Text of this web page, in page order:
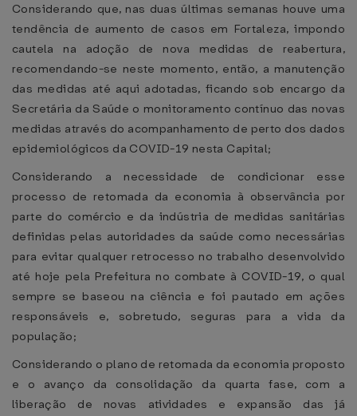
Considerando que, nas duas últimas semanas houve uma
tendência de aumento de casos em Fortaleza, impondo
cautela na adoção de nova medidas de reabertura,
recomendando-se neste momento, então, a manutenção
das medidas até aqui adotadas, ficando sob encargo da
Secretária da Saúde o monitoramento contínuo das novas
medidas através do acompanhamento de perto dos dados
epidemiológicos da COVID-19 nesta Capital;
Considerando a necessidade de condicionar esse
processo de retomada da economia à observância por
parte do comércio e da indústria de medidas sanitárias
definidas pelas autoridades da saúde como necessárias
para evitar qualquer retrocesso no trabalho desenvolvido
até hoje pela Prefeitura no combate à COVID-19, o qual
sempre se baseou na ciência e foi pautado em ações
responsáveis e, sobretudo, seguras para a vida da
população;
Considerando o plano de retomada da economia proposto
e o avanço da consolidação da quarta fase, com a
liberação de novas atividades e expansão das já